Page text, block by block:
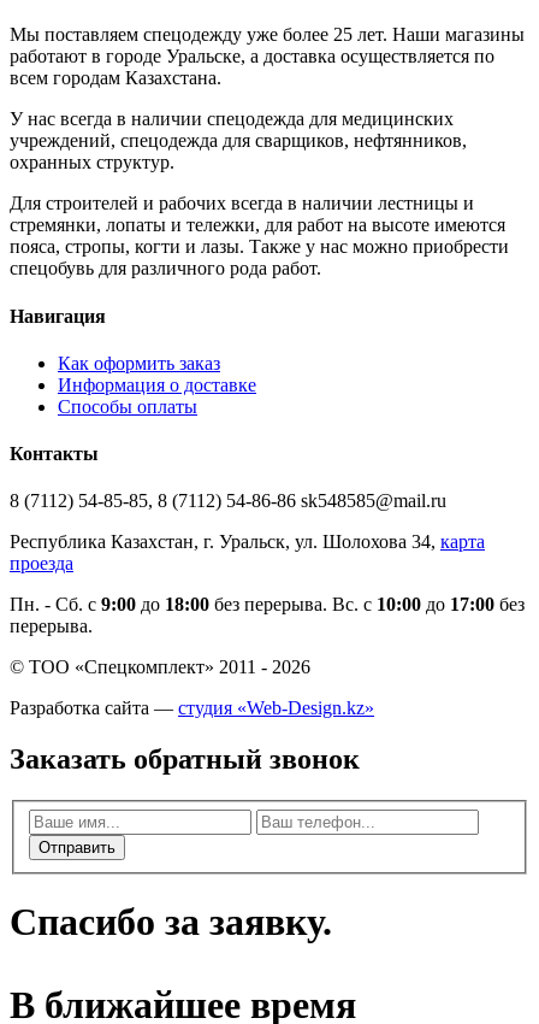
Мы поставляем спецодежду уже более 25 лет. Наши магазины
работают в городе Уральске, а доставка осуществляется по
всем городам Казахстана.
У нас всегда в наличии спецодежда для медицинских
учреждений, спецодежда для сварщиков, нефтянников,
охранных структур.
Для строителей и рабочих всегда в наличии лестницы и
стремянки, лопаты и тележки, для работ на высоте имеются
пояса, стропы, когти и лазы. Также у нас можно приобрести
спецобувь для различного рода работ.
Навигация
Как оформить заказ
Информация о доставке
Способы оплаты
Контакты
8 (7112) 54-85-85, 8 (7112) 54-86-86 sk548585@mail.ru
Республика Казахстан, г. Уральск, ул. Шолохова 34, карта
проезда
Пн. - Cб. с 9:00 до 18:00 без перерыва. Вс. с 10:00 до 17:00 без
перерыва.
© ТОО «Спецкомплект» 2011 - 2026
Разработка сайта — студия «Web-Design.kz»
Заказать обратный звонок
Отправить
Спасибо за заявку.
В ближайшее время